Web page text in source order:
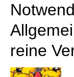
reine